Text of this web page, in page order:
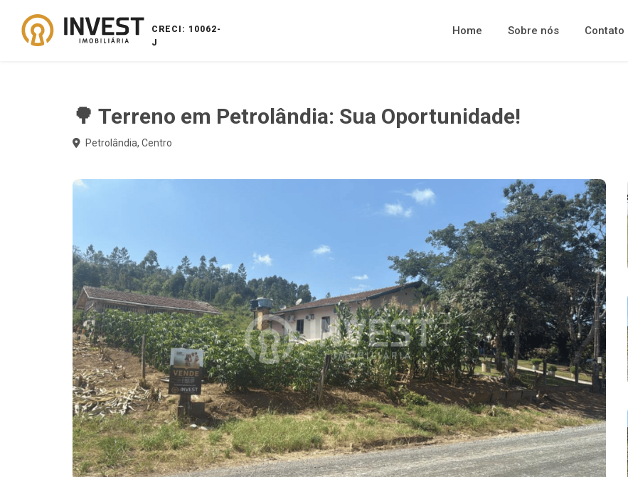
CRECI: 10062-
J
Home Sobre nós Contato
🌳 Terreno em Petrolândia: Sua Oportunidade!
Petrolândia, Centro